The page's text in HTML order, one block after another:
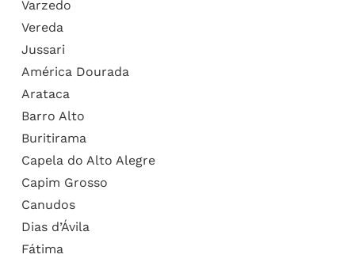
Varzedo
Vereda
Jussari
América Dourada
Arataca
Barro Alto
Buritirama
Capela do Alto Alegre
Capim Grosso
Canudos
Dias d’Ávila
Fátima